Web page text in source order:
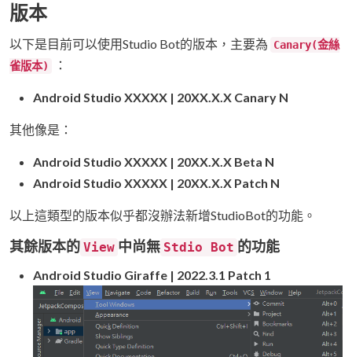
版本
以下是目前可以使用Studio Bot的版本，主要為 Canary(金絲
雀版本)
：
Android Studio XXXXX | 20XX.X.X Canary N
其他像是：
Android Studio XXXXX | 20XX.X.X Beta N
Android Studio XXXXX | 20XX.X.X Patch N
以上這類型的版本似乎都沒辦法新增StudioBot的功能。
其餘版本的 View 中尚無 Stdio Bot 的功能
Android Studio Giraffe | 2022.3.1 Patch 1